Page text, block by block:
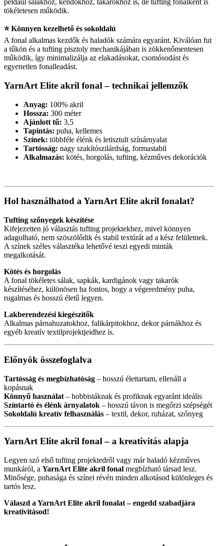
például sálakhoz, kendőkhöz, takarókhoz is, de tufting fonalként is
tökéletesen működik.
⭐ Könnyen kezelhető és sokoldalú
A fonal alkalmas kezdők és haladók számára egyaránt. Kiválóan fut
a tűkön és a tufting pisztoly mechanikájában is zökkenőmentesen
működik, így minimalizálja az elakadásokat, csomósodást és
egyenetlen fonalleadást.
YarnArt Elite akril fonal – technikai jellemzők
Anyag: 100% akril
Hossza: 300 méter
Ajánlott tű: 3,5
Tapintás: puha, kellemes
Színek: többféle élénk és letisztult színárnyalat
Tartósság: nagy szakítószilárdság, formastabil
Alkalmazás: kötés, horgolás, tufting, kézműves dekorációk
Hol használhatod a YarnArt Elite akril fonalat?
Tufting szőnyegek készítése
Kifejezetten jó választás tufting projektekhez, mivel könnyen
adagolható, nem szöszölődik és stabil textúrát ad a kész felületnek.
A színek széles választéka lehetővé teszi egyedi minták
megalkotását.
Kötés és horgolás
A fonal tökéletes sálak, sapkák, kardigánok vagy takarók
készítéséhez, különösen ha fontos, hogy a végeredmény puha,
rugalmas és hosszú életű legyen.
Lakberendezési kiegészítők
Alkalmas párnahuzatokhoz, falikárpitokhoz, dekor párnákhoz és
egyéb kreatív textilprojektjeidhez is.
Előnyök összefoglalva
Tartósság és megbízhatóság – hosszú élettartam, ellenáll a
kopásnak
Könnyű használat – hobbistáknak és profiknak egyaránt ideális
Színtartó és élénk árnyalatok – hosszú távon is megőrzi szépségét
Sokoldalú kreatív felhasználás – textil, dekor, ruházat, szőnyeg
YarnArt Elite akril fonal – a kreativitás alapja
Legyen szó első tufting projektedről vagy már haladó kézműves
munkáról, a YarnArt Elite akril fonal megbízható társad lesz.
Minősége, puhasága és színei révén minden alkotásod különleges és
tartós lesz.
Válaszd a YarnArt Elite akril fonalat – engedd szabadjára
kreativitásod!